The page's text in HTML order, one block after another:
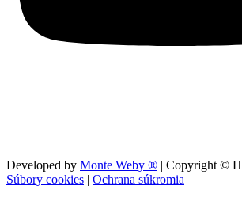
Developed by Monte Weby ® | Copyright ©
Súbory cookies | Ochrana súkromia